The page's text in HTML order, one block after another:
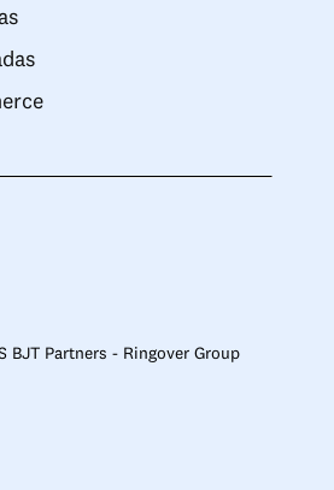
BJT Partners - Ringover Group